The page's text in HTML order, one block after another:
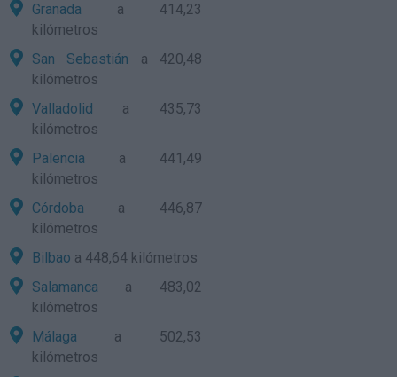
Granada a 414,23
kilómetros
San Sebastián a 420,48
kilómetros
Valladolid a 435,73
kilómetros
Palencia a 441,49
kilómetros
Córdoba a 446,87
kilómetros
Bilbao a 448,64 kilómetros
Salamanca a 483,02
kilómetros
Málaga a 502,53
kilómetros